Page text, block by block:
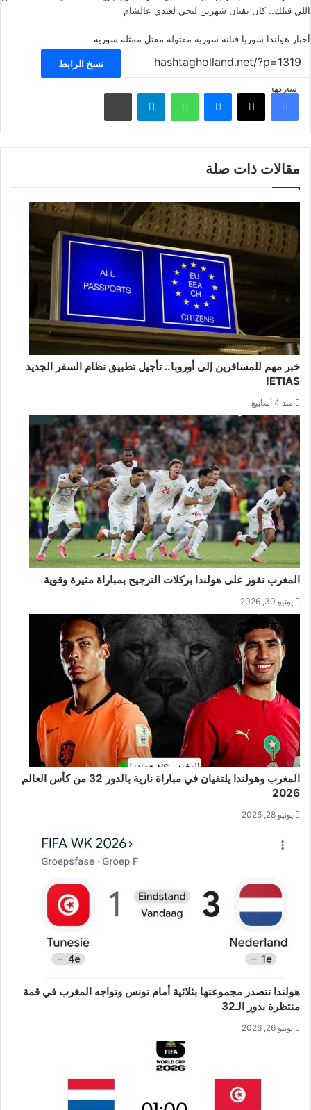
اللي قتلك.. كان بقيان شهرين لتجي لعندي عالشام
أخبار هولندا سوريا فنانة سورية مقتولة مقتل ممثلة سورية
نسخ الرابط
شاركهافيسبوك ‫X ماسنجر واتساب تيلقرام مشاركة عبر البريد
مقالات ذات صلة
خبر مهم للمسافرين إلى أوروبا.. تأجيل تطبيق نظام السفر الجديد
ETIAS!
منذ 4 أسابيع
المغرب تفوز على هولندا بركلات الترجيح بمباراة مثيرة وقوية
يونيو 30, 2026
المغرب وهولندا يلتقيان في مباراة نارية بالدور 32 من كأس العالم
2026
يونيو 28, 2026
هولندا تتصدر مجموعتها بثلاثية أمام تونس وتواجه المغرب في قمة
منتظرة بدور الـ32
يونيو 26, 2026